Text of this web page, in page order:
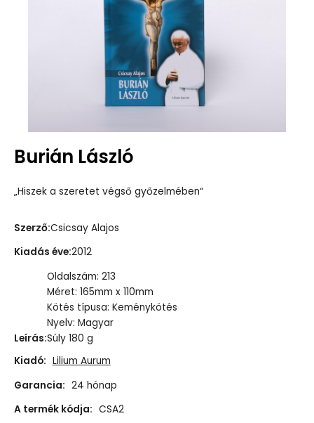
Burián László
„Hiszek a szeretet végső győzelmében“
Szerző:Csicsay Alajos
Kiadás éve:2012
Leírás:
Oldalszám: 213
Méret: 165mm x 110mm
Kötés típusa: Keménykötés
Nyelv: Magyar
Súly 180 g
Kiadó: Lilium Aurum
Garancia: 24 hónap
A termék kódja: CSA2